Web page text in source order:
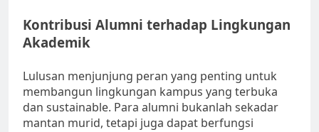
Kontribusi Alumni terhadap Lingkungan
Akademik
Lulusan menjunjung peran yang penting untuk
membangun lingkungan kampus yang terbuka
dan sustainable. Para alumni bukanlah sekadar
mantan murid, tetapi juga dapat berfungsi